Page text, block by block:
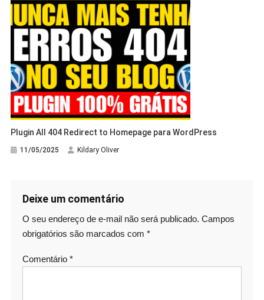
Plugin All 404 Redirect to Homepage para WordPress
11/05/2025 Kildary Oliver
Deixe um comentário
O seu endereço de e-mail não será publicado. Campos
obrigatórios são marcados com *
Comentário *